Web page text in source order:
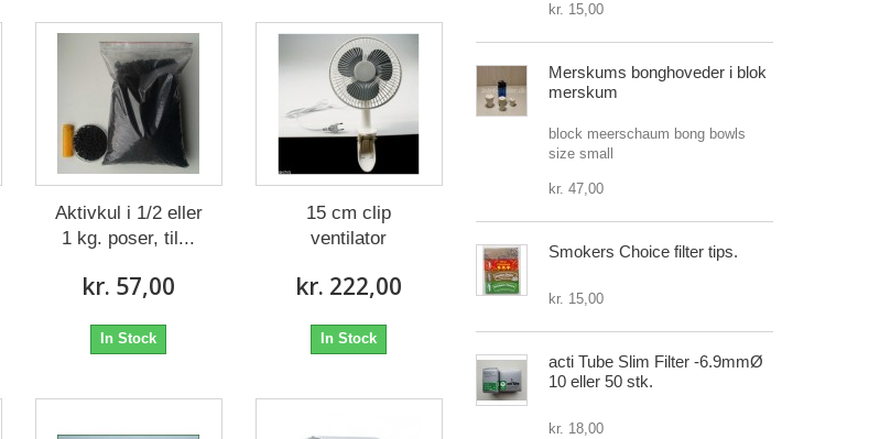
Aktivkul i 1/2 eller
1 kg. poser, til...
kr. 57,00
In Stock
15 cm clip
ventilator
kr. 222,00
In Stock
kr. 15,00
Merskums bonghoveder i blok
merskum
block meerschaum bong bowls
size small
kr. 47,00
Smokers Choice filter tips.
kr. 15,00
acti Tube Slim Filter -6.9mmØ
10 eller 50 stk.
kr. 18,00